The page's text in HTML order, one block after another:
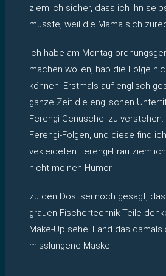
ziemlich sicher, dass ich ihn
musste, weil die Mama sich
Ich habe am Montag
machen wollen, hab die Folge
können. Erstmals auf englisch
ganze Zeit die englischen
Ferengi-Genuschel zu
Ferengi-Folgen, und diese find
vekleideten Ferengi-Frau
nicht meinen Humor.
zu den Dosi sei noch gesagt,
grauen Fischertechnik-Teile
Make-Up sehe. Fand das
misslungene Maske.